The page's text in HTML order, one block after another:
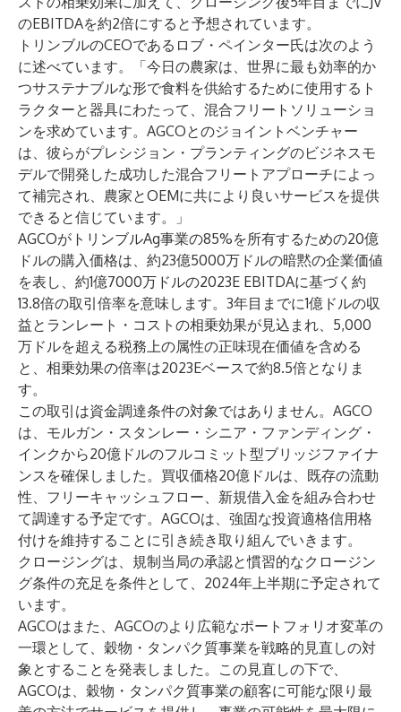
のEBITDAを約2倍にすると予想されています。
トリンブルのCEOであるロブ・ペインター氏は次のよう
に述べています。「今日の農家は、世界に最も効率的か
つサステナブルな形で食料を供給するために使用するト
ラクターと器具にわたって、混合フリートソリューショ
ンを求めています。AGCOとのジョイントベンチャー
は、彼らがプレシジョン・プランティングのビジネスモ
デルで開発した成功した混合フリートアプローチによっ
て補完され、農家とOEMに共により良いサービスを提供
できると信じています。」
AGCOがトリンブルAg事業の85%を所有するための20億
ドルの購入価格は、約23億5000万ドルの暗黙の企業価値
を表し、約1億7000万ドルの2023E EBITDAに基づく約
13.8倍の取引倍率を意味します。3年目までに1億ドルの収
益とランレート・コストの相乗効果が見込まれ、5,000
万ドルを超える税務上の属性の正味現在価値を含める
と、相乗効果の倍率は2023Eベースで約8.5倍となりま
す。
この取引は資金調達条件の対象ではありません。AGCO
は、モルガン・スタンレー・シニア・ファンディング・
インクから20億ドルのフルコミット型ブリッジファイナ
ンスを確保しました。買収価格20億ドルは、既存の流動
性、フリーキャッシュフロー、新規借入金を組み合わせ
て調達する予定です。AGCOは、強固な投資適格信用格
付けを維持することに引き続き取り組んでいきます。
クロージングは、規制当局の承認と慣習的なクロージン
グ条件の充足を条件として、2024年上半期に予定されて
います。
AGCOはまた、AGCOのより広範なポートフォリオ変革の
一環として、穀物・タンパク質事業を戦略的見直しの対
象とすることを発表しました。この見直しの下で、
AGCOは、穀物・タンパク質事業の顧客に可能な限り最